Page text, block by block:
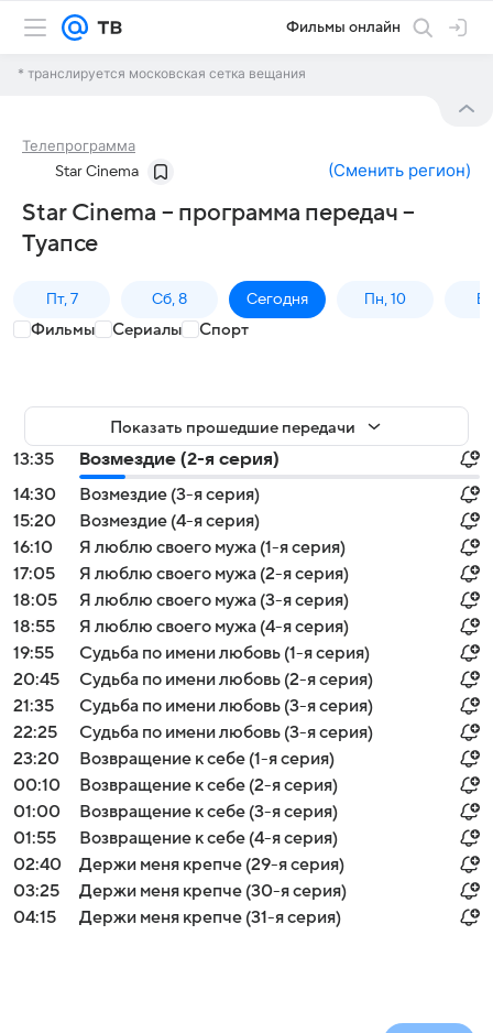
Фильмы онлайн
* транслируется московская сетка вещания
Телепрограмма
Star Cinema (Сменить регион)
Star Cinema – программа передач –
Туапсе
Пт, 7 Сб, 8 Сегодня Пн, 10
Фильмы Сериалы Спорт
Показать прошедшие передачи
13:35
Возмездие (2-я серия)
14:30
Возмездие (3-я серия)
15:20
Возмездие (4-я серия)
16:10
Я люблю своего мужа (1-я серия)
17:05
Я люблю своего мужа (2-я серия)
18:05
Я люблю своего мужа (3-я серия)
18:55
Я люблю своего мужа (4-я серия)
19:55
Судьба по имени любовь (1-я серия)
20:45
Судьба по имени любовь (2-я серия)
21:35
Судьба по имени любовь (3-я серия)
22:25
Судьба по имени любовь (3-я серия)
23:20
Возвращение к себе (1-я серия)
00:10
Возвращение к себе (2-я серия)
01:00
Возвращение к себе (3-я серия)
01:55
Возвращение к себе (4-я серия)
02:40
Держи меня крепче (29-я серия)
03:25
Держи меня крепче (30-я серия)
04:15
Держи меня крепче (31-я серия)